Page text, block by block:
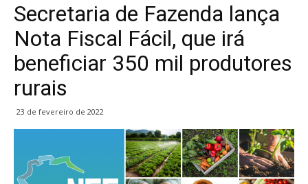
Secretaria de Fazenda lança
Nota Fiscal Fácil, que irá
beneficiar 350 mil produtores
rurais
23 de fevereiro de 2022